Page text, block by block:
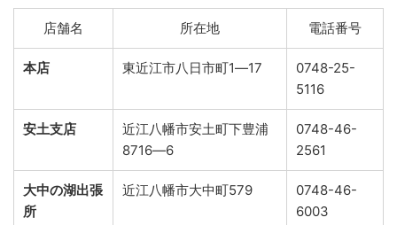
店舗名 所在地 電話番号
本店 東近江市八日市町1―17
0748-25-
5116
安土支店
近江八幡市安土町下豊浦
8716―6
0748-46-
2561
大中の湖出張
所
近江八幡市大中町579
0748-46-
6003